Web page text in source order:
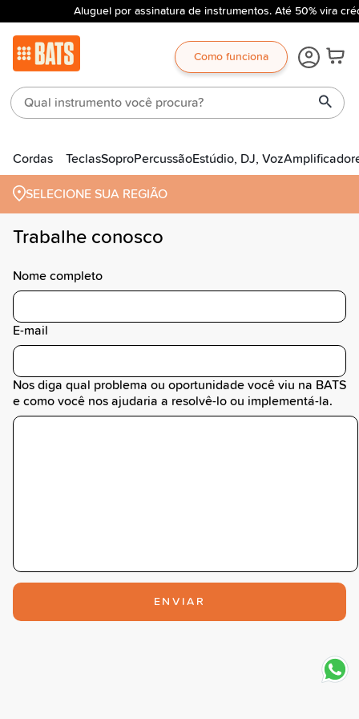
Aluguel por assinatura de instrumentos. Até 50% vira
Como funciona
Cordas TeclasSoproPercussãoEstúdio, DJ, Voz
SELECIONE SUA REGIÃO
Trabalhe conosco
Nome completo
E-mail
Nos diga qual problema ou oportunidade você viu na BATS
e como você nos ajudaria a resolvê-lo ou implementá-la.
ENVIAR